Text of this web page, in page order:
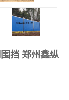
挡 郑州鑫纵